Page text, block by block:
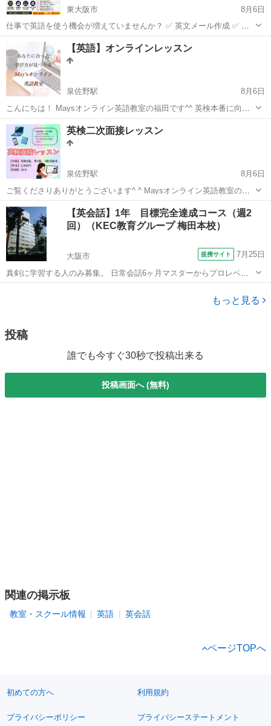
東大阪市
8月6日
仕事で英語を使う機会が増えていませんか？ ✅ 英文メール作成 ✅ オ
ンライン会議・プレゼンテーション ✅ 電話対応・接客英語 ✅ 面接・
転職対策 ✅ TOEIC・ビジネス英語対策 一人ひとりのお仕事や...
東大阪市 ビジネス英語 社会人
【英語】オンラインレッスン
泉佐野駅
8月6日
こんにちは！ Maysオンライン英語教室の福田です^^ 英検本番に向け
て頑張ってる方、 受験生の皆様、 ＼大歓迎です！／ 無料体験レッス
ン実施中！ ※塾代助成対象教室ですので、...
大阪 泉佐野市 泉佐野駅
英検二次面接レッスン
泉佐野駅
8月6日
ご覧くださりありがとうございます^ ^ Maysオンライン英語教室の福
田です。 英検二次面接に向けて 2〜3級の方の面接練習を行っておりま
す！ （※お近くにお住まいの方は対面でのレッスンも可能ですので...
大阪 泉佐野市 泉佐野駅 英検 オンライン
【英会話】1年 目標完全達成コース（週2
回）（KEC教育グループ 梅田本校）
大阪市 提携サイト 7月25日
真剣に学習する人のみ募集。 日常会話6ヶ月マスターからプロレベル
まで。 欠席時の補習、振替制度も利用可。 一般的に、英会話学習は、
ファッションとして捉えられたり、楽しく、気軽な習い事として考え
もっと見る
投稿
誰でも今すぐ30秒で投稿出来る
投稿画面へ (無料)
関連の掲示板
教室・スクール情報 英語 英会話
ページTOPへ
初めての方へ 利用規約
プライバシーポリシー プライバシーステートメント